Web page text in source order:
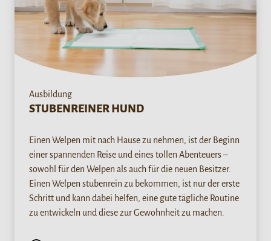
Ausbildung
STUBENREINER HUND
Einen Welpen mit nach Hause zu nehmen, ist der Beginn
einer spannenden Reise und eines tollen Abenteuers –
sowohl für den Welpen als auch für die neuen Besitzer.
Einen Welpen stubenrein zu bekommen, ist nur der erste
Schritt und kann dabei helfen, eine gute tägliche Routine
zu entwickeln und diese zur Gewohnheit zu machen.